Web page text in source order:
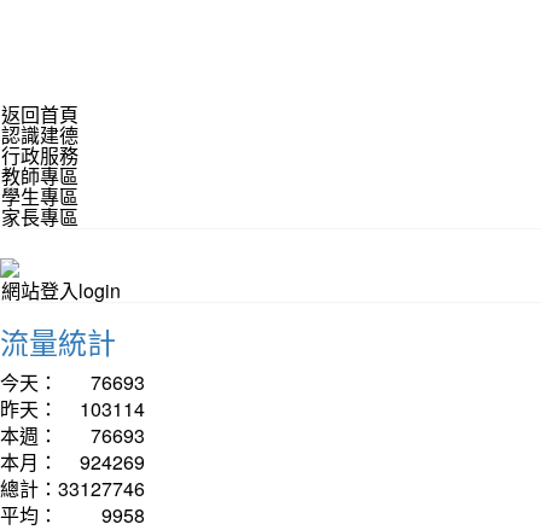
返回首頁
認識建德
行政服務
教師專區
學生專區
家長專區
網站登入login
流量統計
今天：
76693
昨天：
103114
本週：
76693
本月：
924269
總計： 33127746
平均：
9958